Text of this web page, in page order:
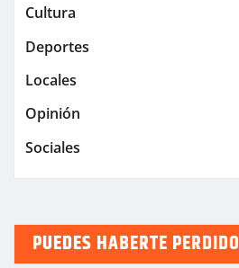
Cultura
Deportes
Locales
Opinión
Sociales
PUEDES HABERTE PERDIDO